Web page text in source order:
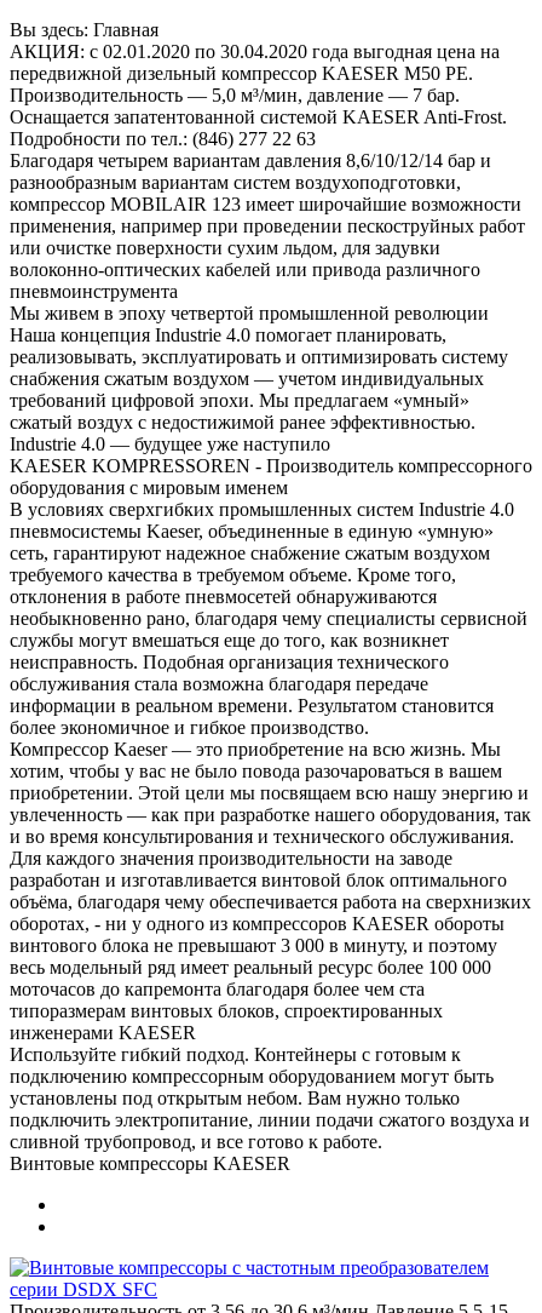
Вы здесь: Главная
АКЦИЯ: с 02.01.2020 по 30.04.2020 года выгодная цена на
передвижной дизельный компрессор KAESER М50 РЕ.
Производительность — 5,0 м³/мин, давление — 7 бар.
Оснащается запатентованной системой KAESER Anti-Frost.
Подробности по тел.: (846) 277 22 63
Благодаря четырем вариантам давления 8,6/10/12/14 бар и
разнообразным вариантам систем воздухоподготовки,
компрессор MOBILAIR 123 имеет широчайшие возможности
применения, например при проведении пескоструйных работ
или очистке поверхности сухим льдом, для задувки
волоконно-оптических кабелей или привода различного
пневмоинструмента
Мы живем в эпоху четвертой промышленной революции
Наша концепция Industrie 4.0 помогает планировать,
реализовывать, эксплуатировать и оптимизировать систему
снабжения сжатым воздухом — учетом индивидуальных
требований цифровой эпохи. Мы предлагаем «умный»
сжатый воздух с недостижимой ранее эффективностью.
Industrie 4.0 — будущее уже наступило
KAESER KOMPRESSOREN - Производитель компрессорного
оборудования с мировым именем
В условиях сверхгибких промышленных систем Industrie 4.0
пневмосистемы Kaeser, объединенные в единую «умную»
сеть, гарантируют надежное снабжение сжатым воздухом
требуемого качества в требуемом объеме. Кроме того,
отклонения в работе пневмосетей обнаруживаются
необыкновенно рано, благодаря чему специалисты сервисной
службы могут вмешаться еще до того, как возникнет
неисправность. Подобная организация технического
обслуживания стала возможна благодаря передаче
информации в реальном времени. Результатом становится
более экономичное и гибкое производство.
Компрессор Kaeser — это приобретение на всю жизнь. Мы
хотим, чтобы у вас не было повода разочароваться в вашем
приобретении. Этой цели мы посвящаем всю нашу энергию и
увлеченность — как при разработке нашего оборудования, так
и во время консультирования и технического обслуживания.
Для каждого значения производительности на заводе
разработан и изготавливается винтовой блок оптимального
объёма, благодаря чему обеспечивается работа на сверхнизких
оборотах, - ни у одного из компрессоров KAESER обороты
винтового блока не превышают 3 000 в минуту, и поэтому
весь модельный ряд имеет реальный ресурс более 100 000
моточасов до капремонта благодаря более чем ста
типоразмерам винтовых блоков, спроектированных
инженерами KAESER
Используйте гибкий подход. Контейнеры с готовым к
подключению компрессорным оборудованием могут быть
установлены под открытым небом. Вам нужно только
подключить электропитание, линии подачи сжатого воздуха и
сливной трубопровод, и все готово к работе.
Винтовые компрессоры KAESER